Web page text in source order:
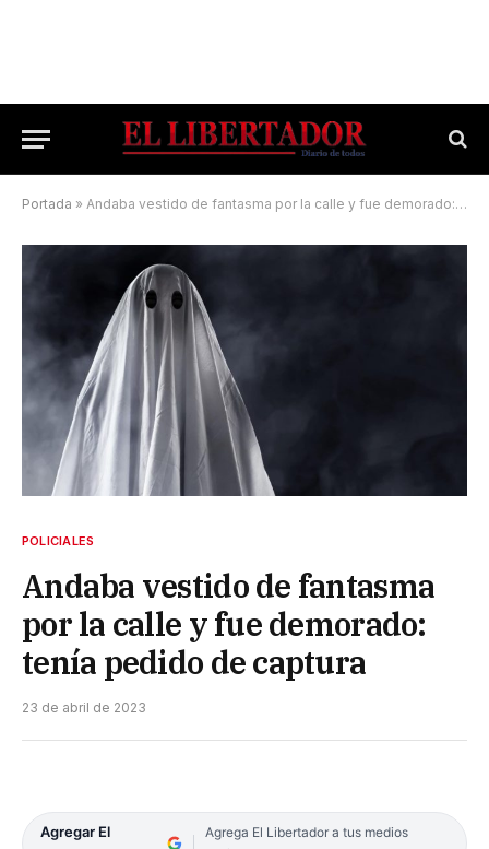
Portada » Andaba vestido de fantasma por la calle y fue demorado: tenía pedido de captura
POLICIALES
Andaba vestido de fantasma
por la calle y fue demorado:
tenía pedido de captura
23 de abril de 2023
Agregar El
Agrega El Libertador a tus medios